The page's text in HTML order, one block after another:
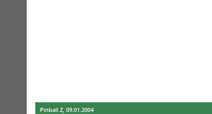
Pinball Z, 09.01.2004